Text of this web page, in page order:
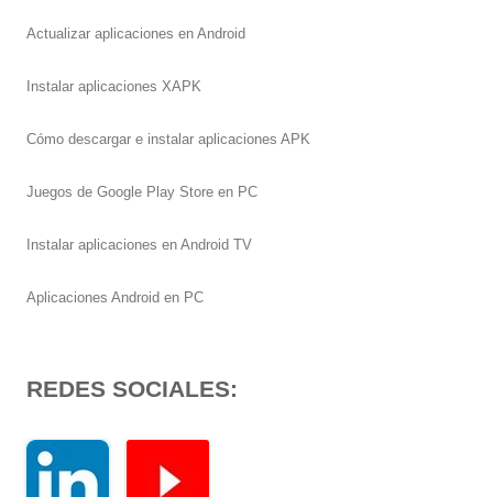
Actualizar aplicaciones en Android
Instalar aplicaciones XAPK
Cómo descargar e instalar aplicaciones APK
Juegos de Google Play Store en PC
Instalar aplicaciones en Android TV
Aplicaciones Android en PC
REDES SOCIALES: